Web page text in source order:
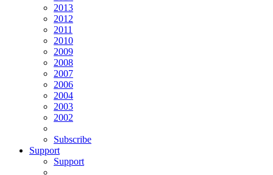
2013
2012
2011
2010
2009
2008
2007
2006
2004
2003
2002
Subscribe
Support
Support